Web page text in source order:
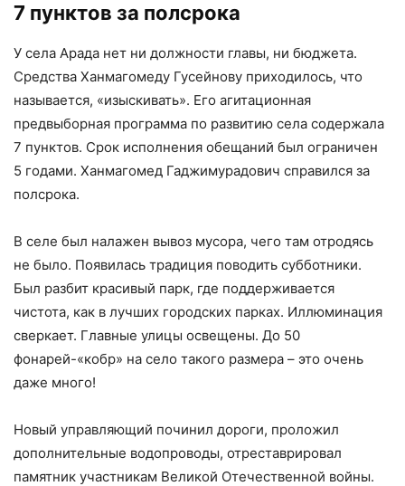
7 пунктов за полсрока
У села Арада нет ни должности главы, ни бюджета.
Средства Ханмагомеду Гусейнову приходилось, что
называется, «изыскивать». Его агитационная
предвыборная программа по развитию села содержала
7 пунктов. Срок исполнения обещаний был ограничен
5 годами. Ханмагомед Гаджимурадович справился за
полсрока.
В селе был налажен вывоз мусора, чего там отродясь
не было. Появилась традиция поводить субботники.
Был разбит красивый парк, где поддерживается
чистота, как в лучших городских парках. Иллюминация
сверкает. Главные улицы освещены. До 50
фонарей-«кобр» на село такого размера – это очень
даже много!
Новый управляющий починил дороги, проложил
дополнительные водопроводы, отреставрировал
памятник участникам Великой Отечественной войны.